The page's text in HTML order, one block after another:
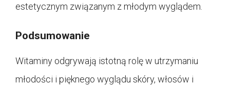
estetycznym związanym z młodym wyglądem.
Podsumowanie
Witaminy odgrywają istotną rolę w utrzymaniu
młodości i pięknego wyglądu skóry, włosów i